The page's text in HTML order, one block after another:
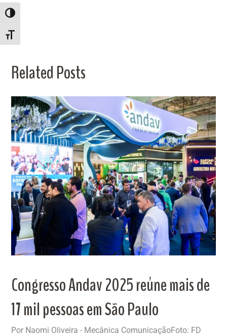
ALTERNAR ALTO CONTRASTE
ALTERNAR TAMANHO DA FONTE
Related Posts
Congresso Andav 2025 reúne mais de
17 mil pessoas em São Paulo
Por Naomi Oliveira - Mecânica ComunicaçãoFoto: FD